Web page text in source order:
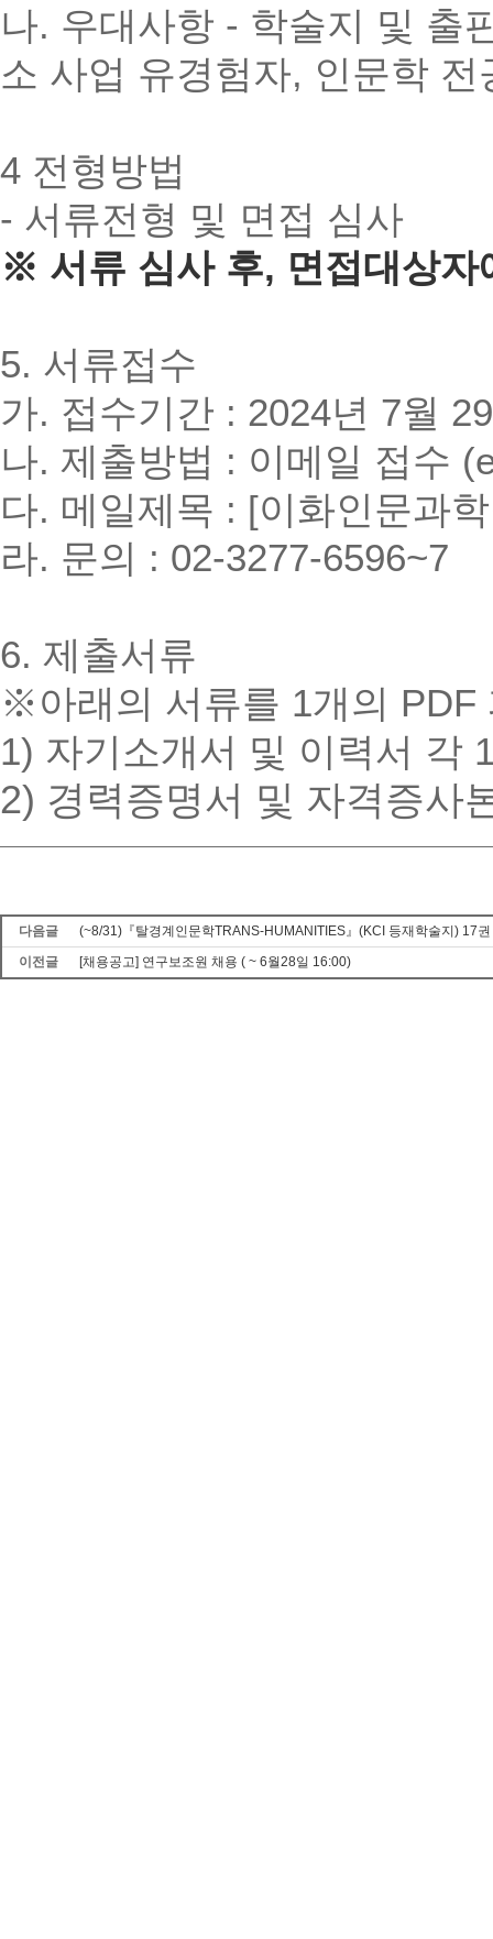
나. 우대사항 - 학술지 및 출
소 사업 유경험자, 인문학 전
4 전형방법
- 서류전형 및 면접 심사
※ 서류 심사 후, 면접대상자
5. 서류접수
가. 접수기간 : 2024년 7월 29
나. 제출방법 : 이메일 접수
다. 메일제목 : [이화인문과
라. 문의 : 02-3277-6596~7
6. 제출서류
※ 아래의 서류를 1개의 PDF
1) 자기소개서 및 이력서 각
2) 경력증명서 및 자격증사
다음글
(~8/31)『탈경계인문학TRANS-HUMANITIES』(KCI 등재학술지) 17
이전글
[채용공고] 연구보조원 채용 ( ~ 6월28일 16:00)